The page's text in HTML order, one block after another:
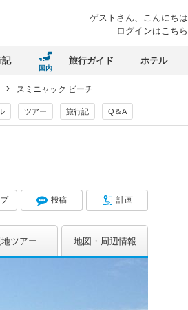
ゲストさん、 こんにちは
ログインはこちら
記
国内
旅行ガイド ホテル
スミニャック ビーチ
ツアー 旅行記 Q＆A
投稿 計画
ツアー 地図 周辺情報